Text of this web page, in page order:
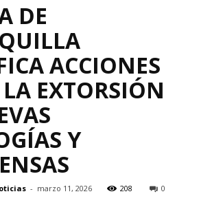
DE
ACCIONES
EXTORSIÓN
Y
- marzo 11, 2026 208 0